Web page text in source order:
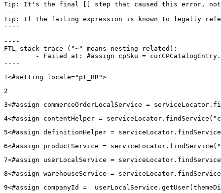
Tip: It's the final [] step that caused this error,
----
Tip: If the failing expression is known to legally refer
----
----
FTL stack trace ("~" means nesting-related):
----
1 <#setting locale="pt_BR">
2
3<#assign commerceOrderLocalService =
4<#assign contentHelper =
5<#assign definitionHelper =
6<#assign productService =
7<#assign userLocalService =
8<#assign warehouseService =
9<#assign companyId =